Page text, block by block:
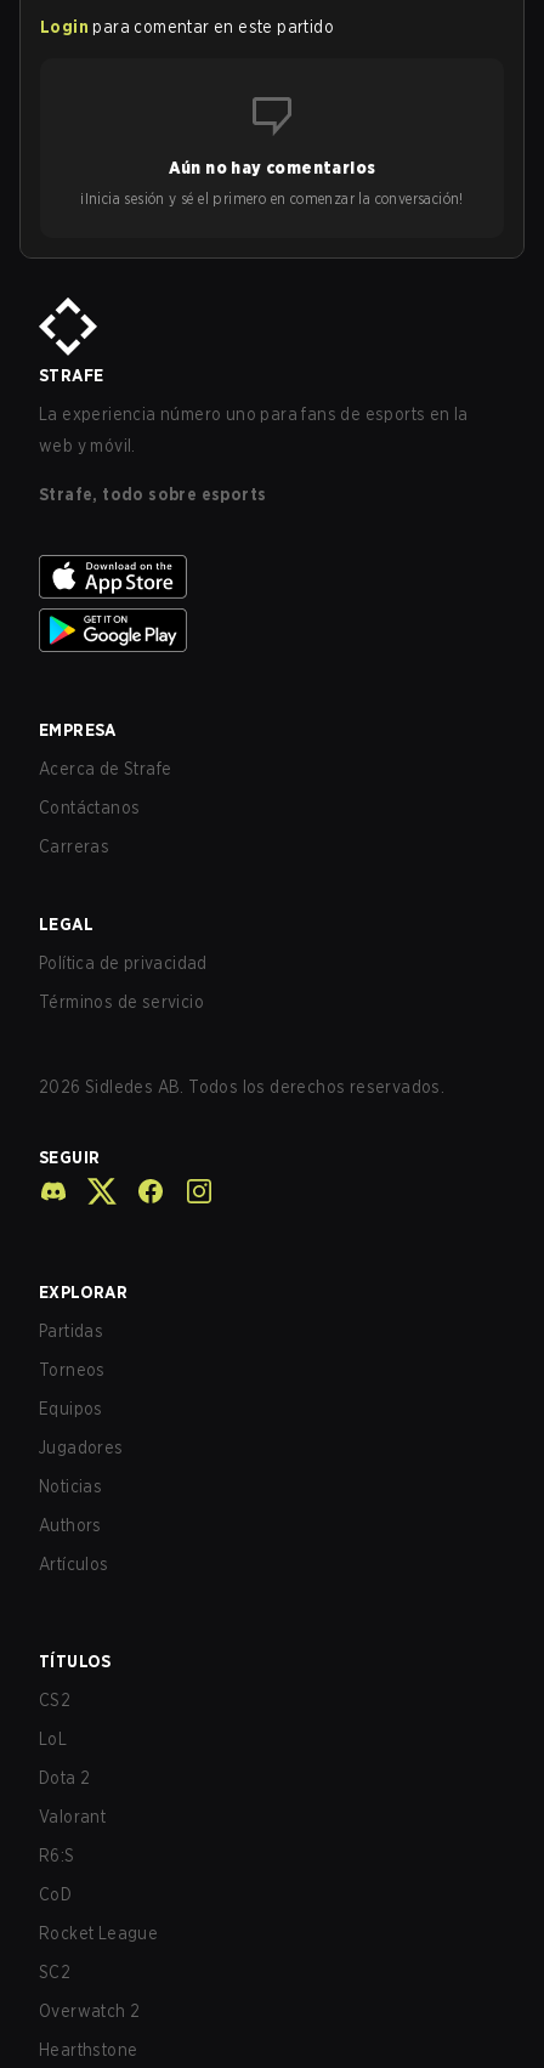
Login para comentar en este partido
Aún no hay comentarios
¡Inicia sesión y sé el primero en comenzar la conversación!
STRAFE
La experiencia número uno para fans de esports en la
web y móvil.
Strafe, todo sobre esports
EMPRESA
Acerca de Strafe
Contáctanos
Carreras
LEGAL
Política de privacidad
Términos de servicio
2026 Sidledes AB. Todos los derechos reservados.
SEGUIR
EXPLORAR
Partidas
Torneos
Equipos
Jugadores
Noticias
Authors
Artículos
TÍTULOS
CS2
LoL
Dota 2
Valorant
R6:S
CoD
Rocket League
SC2
Overwatch 2
Hearthstone